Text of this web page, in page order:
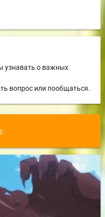
узнавать о важных
вопрос или пообщаться.